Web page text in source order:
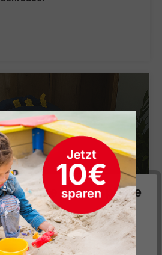
deine Privatsphäre
Cookies, um Ihnen die
bieten zu können... Mehr
Informationen.